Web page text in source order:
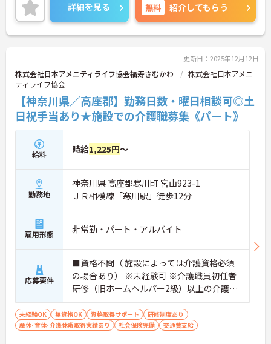
詳細を見る 無料 紹介してもらう
更新日：2025年12月12日
株式会社日本アメニティライフ協会福寿さむかわ
株式会社日本アメニ
ティライフ協会
【神奈川県／高座郡】勤務日数・曜日相談可◎土
日祝手当あり★施設での介護職募集《パート》
給料 時給1,225円～
勤務地
神奈川県 高座郡寒川町 宮山923-1
ＪＲ相模線「寒川駅」徒歩12分
雇用形態 非常勤・パート・アルバイト
応募要件
■資格不問（ 施設によっては介護資格必須
の場合あり） ※未経験可 ※介護職員初任者
研修（旧ホームヘルパー2級）以上の介護資
格をお持ちの方優遇
未経験OK 無資格OK 資格取得サポート
研修制度あり
産休･育休･介護休暇取得実績あり
社会保険完備 交通費支給